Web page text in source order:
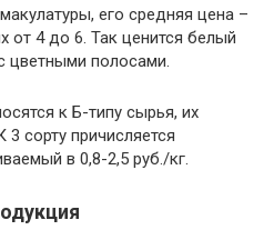
его средняя цена –
от 4 до 6. Так ценится белый
цветными полосами.
к Б-типу сырья, их
сорту причисляется
в 0,8-2,5 руб./кг.